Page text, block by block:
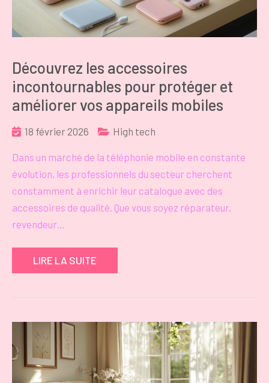
Découvrez les accessoires
incontournables pour protéger et
améliorer vos appareils mobiles
18 février 2026 High tech
Dans un marché de la téléphonie mobile en constante
évolution, les professionnels du secteur cherchent
constamment à enrichir leur catalogue avec des
accessoires de qualité. Que vous soyez réparateur,
revendeur…
LIRE LA SUITE